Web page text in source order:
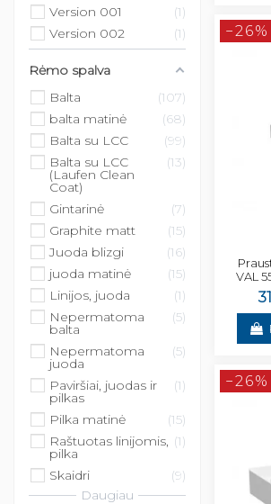
−26%
VAL
−26%
Version 001
1
Version 002
1
Rėmo spalva
Balta
107
balta matinė
68
Balta su LCC
99
Balta su LCC
(Laufen Clean
Coat)
13
Gintarinė
7
Graphite matt
15
Juoda blizgi
16
juoda matinė
15
Linijos, juoda
1
Nepermatoma
balta
5
Nepermatoma
juoda
5
Paviršiai, juodas ir
pilkas
1
Pilka matinė
15
Raštuotas linijomis,
pilka
1
Skaidri
9
Daugiau